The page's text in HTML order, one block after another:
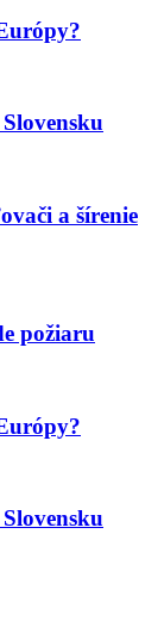
a šírenie
požiaru